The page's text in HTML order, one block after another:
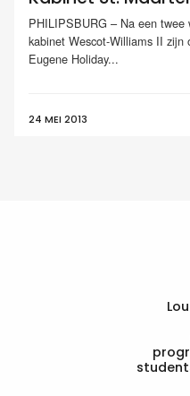
PHILIPSBURG – Na een
kabinet Wescot-Williams II zijn
Eugene Holiday...
24 MEI 2013